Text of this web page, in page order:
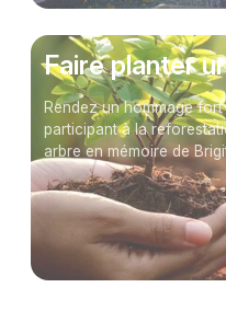
Faire planter
Rendez un hommage
participant à la
arbre en mémoire de